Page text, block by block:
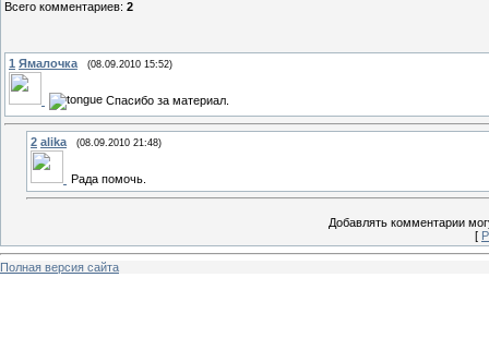
Всего комментариев: 2
1 Ямалочка (08.09.2010 15:52)
Cпасибо за материал.
2 alika (08.09.2010 21:48)
Рада помочь.
Добавлять комментарии
[
Полная версия сайта